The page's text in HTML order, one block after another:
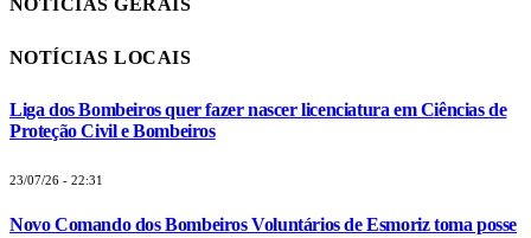
NOTÍCIAS LOCAIS
Liga dos Bombeiros quer fazer nascer licenciatura em Ciências de
Proteção Civil e Bombeiros
23/07/26 - 22:31
Novo Comando dos Bombeiros Voluntários de Esmoriz toma posse